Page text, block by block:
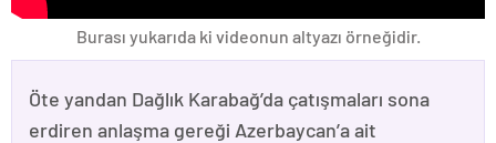
Burası yukarıda ki videonun altyazı örneğidir.
Öte yandan Dağlık Karabağ’da çatışmaları sona
erdiren anlaşma gereği Azerbaycan’a ait